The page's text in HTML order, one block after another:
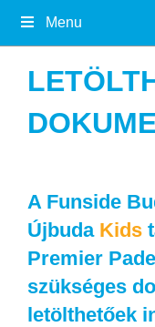
Menu
A Funside
Újbuda Kids
Premier
szükséges
letölthetőek